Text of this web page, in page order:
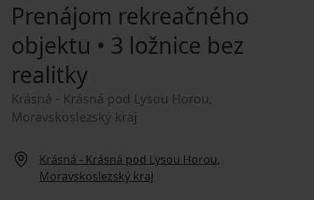
Prenájom rekreačného
objektu • 3 ložnice bez
realitky
Krásná - Krásná pod Lysou Horou,
Moravskoslezský kraj
Krásná - Krásná pod Lysou Horou,
Moravskoslezský kraj